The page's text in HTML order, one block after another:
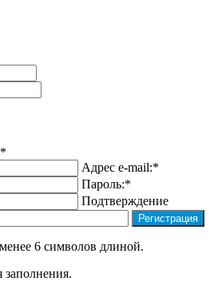
*
Адрес e-mail:*
Пароль:*
Подтверждение
6 символов длиной.
заполнения.